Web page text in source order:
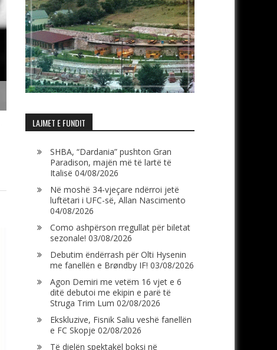
LAJMET E FUNDIT
SHBA, “Dardania” pushton Gran
Paradison, majën më të lartë të
Italisë 04/08/2026
Në moshë 34-vjeçare ndërroi jetë
luftëtari i UFC-së, Allan Nascimento
04/08/2026
Como ashpërson rregullat për biletat
sezonale! 03/08/2026
Debutim ëndërrash për Olti Hysenin
me fanellën e Brøndby IF! 03/08/2026
Agon Demiri me vetëm 16 vjet e 6
ditë debutoi me ekipin e parë të
Struga Trim Lum 02/08/2026
Ekskluzive, Fisnik Saliu veshë fanellën
e FC Skopje 02/08/2026
Të dielën spektakël boksi në